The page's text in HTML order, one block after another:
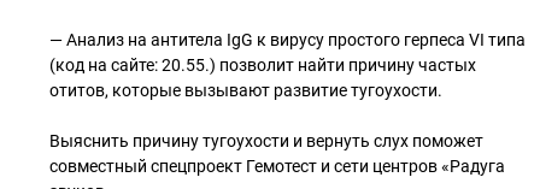
— Анализ на антитела IgG к вирусу простого герпеса VI типа
(код на сайте: 20.55.) позволит найти причину частых
отитов, которые вызывают развитие тугоухости.
Выяснить причину тугоухости и вернуть слух поможет
совместный спецпроект Гемотест и сети центров «Радуга